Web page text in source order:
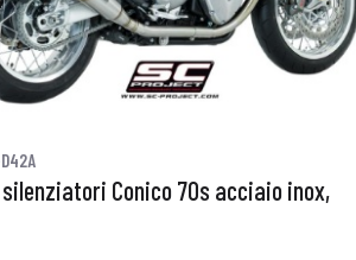
silenziatori Conico 70s acciaio inox,